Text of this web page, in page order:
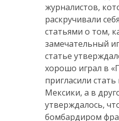
журналистов,
раскручивали
статьями о том,
замечательный
статье
хорошо играл в
пригласили
Мексики, а в
утверждалось,
бомбардиром